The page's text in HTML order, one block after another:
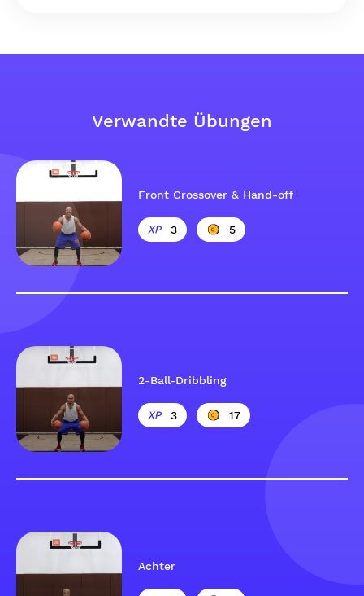
Verwandte Übungen
Front Crossover & Hand-off
3 5
2-Ball-Dribbling
3 17
Achter